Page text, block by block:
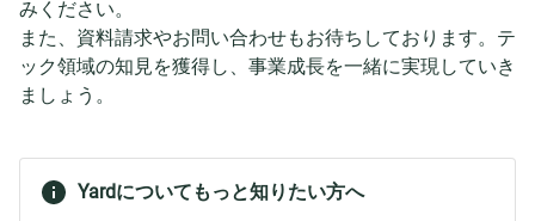
みください。
また、資料請求やお問い合わせもお待ちしております。テ
ック領域の知見を獲得し、事業成長を一緒に実現していき
ましょう。
Yardについてもっと知りたい方へ